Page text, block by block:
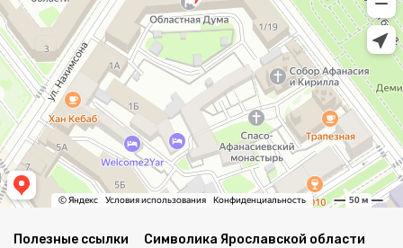
Полезные ссылки Символика Ярославской области